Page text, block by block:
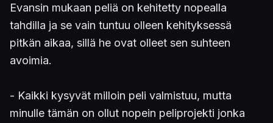
Evansin mukaan peliä on kehitetty nopealla
tahdilla ja se vain tuntuu olleen kehityksessä
pitkän aikaa, sillä he ovat olleet sen suhteen
avoimia.
- Kaikki kysyvät milloin peli valmistuu, mutta
minulle tämän on ollut nopein peliprojekti jonka